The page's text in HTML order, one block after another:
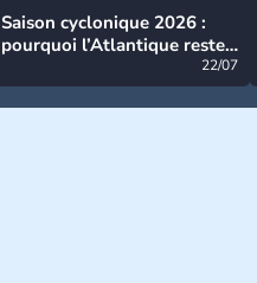
Saison cyclonique 2026 :
pourquoi l’Atlantique reste
22/07